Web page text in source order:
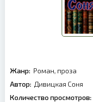
Жанр: Роман, проза
Автор: Дивицкая Соня
Количество просмотров: